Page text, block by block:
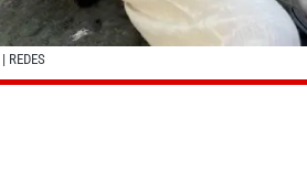
| REDES